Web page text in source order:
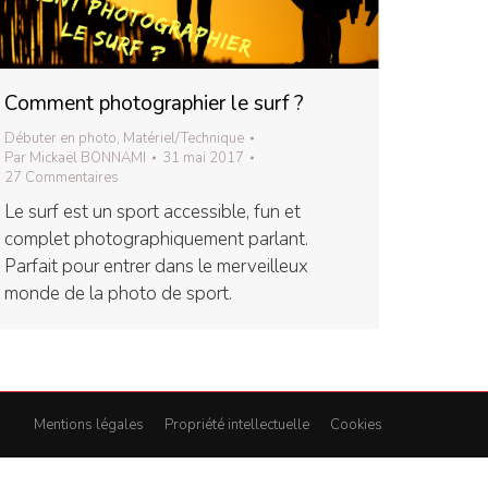
Comment photographier le surf ?
Débuter en photo, Matériel/Technique
Par Mickaël BONNAMI
31 mai 2017
27 Commentaires
Le surf est un sport accessible, fun et
complet photographiquement parlant.
Parfait pour entrer dans le merveilleux
monde de la photo de sport.
Mentions légales Propriété intellectuelle Cookies